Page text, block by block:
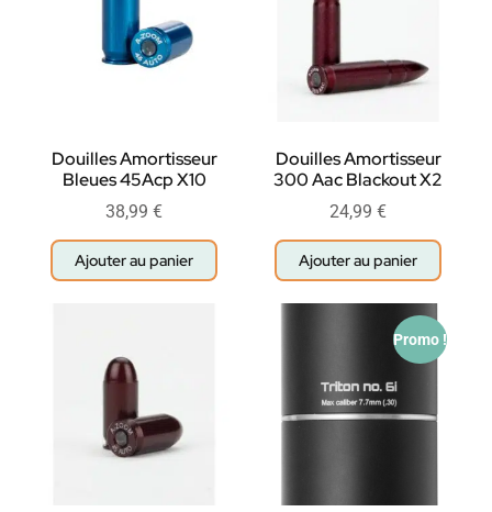
Douilles Amortisseur
Bleues 45Acp X10
38,99 €
Ajouter au panier
Douilles Amortisseur
300 Aac Blackout X2
24,99 €
Ajouter au panier
Promo !